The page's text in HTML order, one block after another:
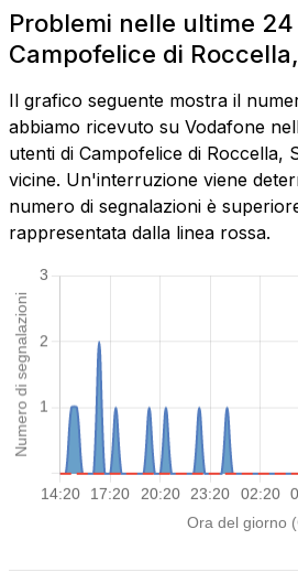
Problemi nelle ultime 24
Campofelice di
Il grafico seguente mostra il
abbiamo ricevuto su Vodafone
utenti di Campofelice di Roccella,
vicine. Un'interruzione viene
numero di segnalazioni è
rappresentata dalla linea rossa.